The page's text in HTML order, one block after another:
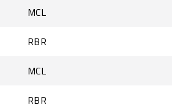
MCL
RBR
MCL
RBR